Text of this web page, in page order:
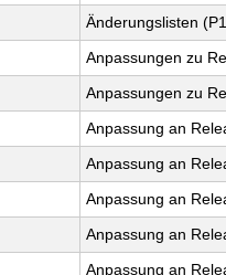
Änderungslisten
Anpassungen zu
Anpassungen zu
Anpassung an
Anpassung an
Anpassung an
Anpassung an
Anpassung an